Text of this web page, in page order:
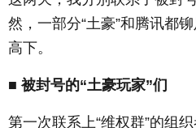
然，一部分“土豪”和腾讯都
高下。
■ 被封号的“土豪玩家”们
第一次联系上“维权群”的组